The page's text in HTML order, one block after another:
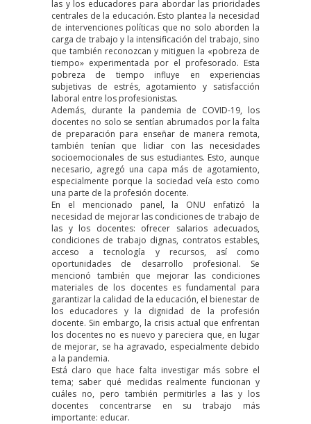
las y los educadores para abordar las prioridades
centrales de la educación. Esto plantea la necesidad
de intervenciones políticas que no solo aborden la
carga de trabajo y la intensificación del trabajo, sino
que también reconozcan y mitiguen la «pobreza de
tiempo» experimentada por el profesorado. Esta
pobreza de tiempo influye en experiencias
subjetivas de estrés, agotamiento y satisfacción
laboral entre los profesionistas.
Además, durante la pandemia de COVID-19, los
docentes no solo se sentían abrumados por la falta
de preparación para enseñar de manera remota,
también tenían que lidiar con las necesidades
socioemocionales de sus estudiantes. Esto, aunque
necesario, agregó una capa más de agotamiento,
especialmente porque la sociedad veía esto como
una parte de la profesión docente.
En el mencionado panel, la ONU enfatizó la
necesidad de mejorar las condiciones de trabajo de
las y los docentes: ofrecer salarios adecuados,
condiciones de trabajo dignas, contratos estables,
acceso a tecnología y recursos, así como
oportunidades de desarrollo profesional. Se
mencionó también que mejorar las condiciones
materiales de los docentes es fundamental para
garantizar la calidad de la educación, el bienestar de
los educadores y la dignidad de la profesión
docente. Sin embargo, la crisis actual que enfrentan
los docentes no es nuevo y pareciera que, en lugar
de mejorar, se ha agravado, especialmente debido
a la pandemia.
Está claro que hace falta investigar más sobre el
tema; saber qué medidas realmente funcionan y
cuáles no, pero también permitirles a las y los
docentes concentrarse en su trabajo más
importante: educar.